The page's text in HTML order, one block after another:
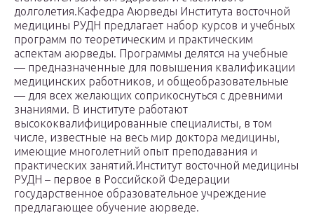
долголетия.Кафедра Аюрведы Института восточной
медицины РУДН предлагает набор курсов и учебных
программ по теоретическим и практическим
аспектам аюрведы. Программы делятся на учебные
— предназначенные для повышения квалификации
медицинских работников, и общеобразовательные
— для всех желающих соприкоснуться с древними
знаниями. В институте работают
высококвалифицированные специалисты, в том
числе, известные на весь мир доктора медицины,
имеющие многолетний опыт преподавания и
практических занятий.Институт восточной медицины
РУДН – первое в Российской Федерации
государственное образовательное учреждение
предлагающее обучение аюрведе.